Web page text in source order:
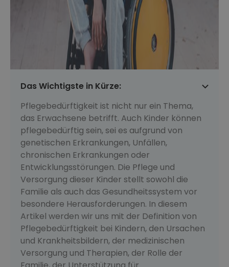
Das Wichtigste in Kürze:
Pflegebedürftigkeit ist nicht nur ein Thema,
das Erwachsene betrifft. Auch Kinder können
pflegebedürftig sein, sei es aufgrund von
genetischen Erkrankungen, Unfällen,
chronischen Erkrankungen oder
Entwicklungsstörungen. Die Pflege und
Versorgung dieser Kinder stellt sowohl die
Familie als auch das Gesundheitssystem vor
besondere Herausforderungen. In diesem
Artikel werden wir uns mit der Definition von
Pflegebedürftigkeit bei Kindern, den Ursachen
und Krankheitsbildern, der medizinischen
Versorgung und Therapien, der Rolle der